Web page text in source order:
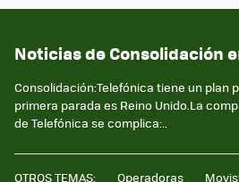
Noticias de Consolidación
Consolidación:Telefónica tiene un plan
primera parada es Reino Unido.La
de Telefónica se complica:..
OTROS TEMAS: Operadoras